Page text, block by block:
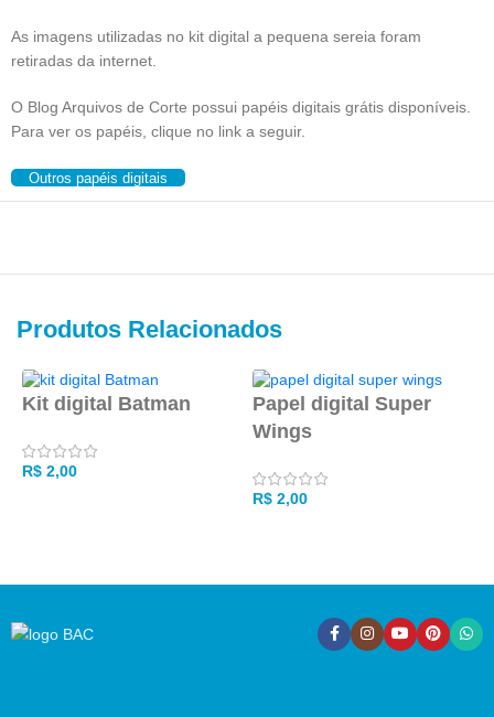
As imagens utilizadas no kit digital a pequena sereia foram
retiradas da internet.
O Blog Arquivos de Corte possui papéis digitais grátis disponíveis.
Para ver os papéis, clique no link a seguir.
Outros papéis digitais
Produtos Relacionados
Kit digital Batman
R$ 2,00
Papel digital Super
Wings
R$2,00